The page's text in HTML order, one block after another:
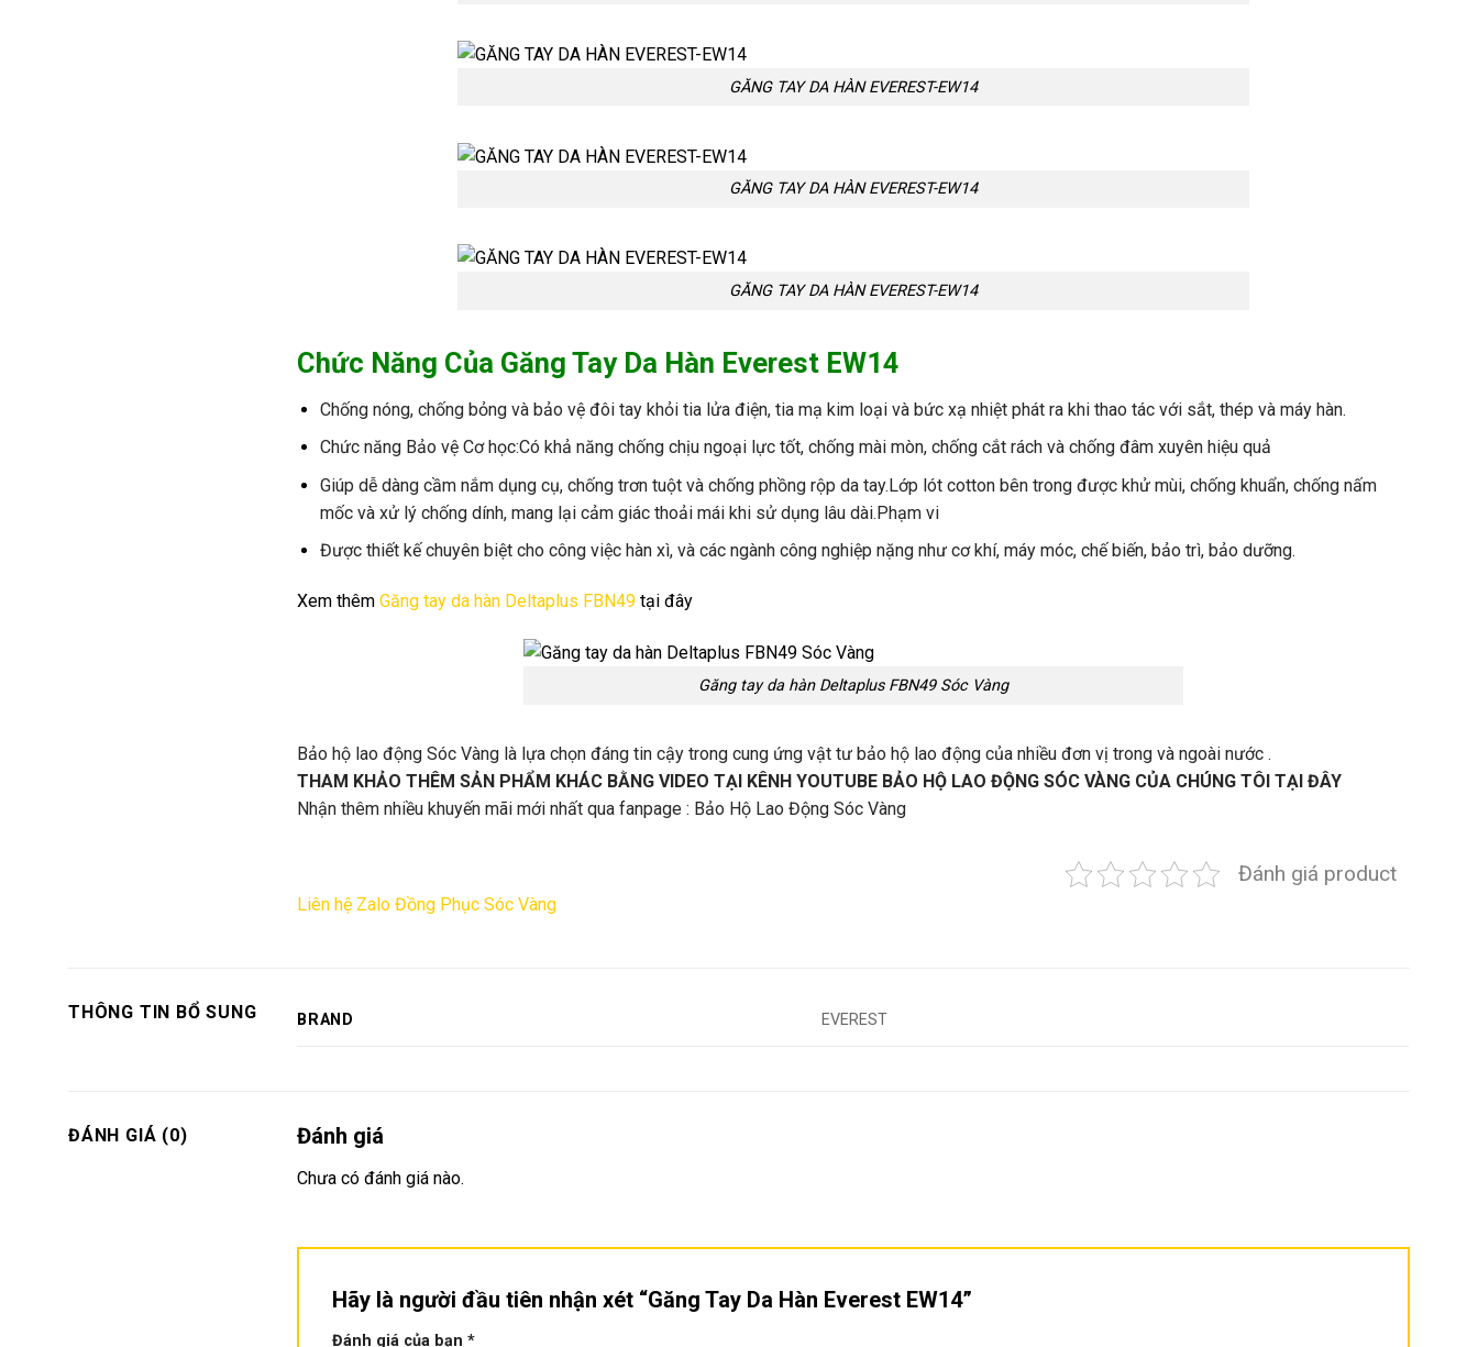
GĂNG TAY DA HÀN EVEREST-EW14
GĂNG TAY DA HÀN EVEREST-EW14
GĂNG TAY DA HÀN EVEREST-EW14
Chức Năng Của Găng Tay Da Hàn Everest EW14
Chống nóng, chống bỏng và bảo vệđôi tay khỏi tia lửađiện, tia mạ kim loại và bức xạnhiệt phát ra khi thao tác với sắt,thép và máy hàn.
Chức năng Bảo vệ Cơ học:Có khả năng chốngchịu ngoại lựctốt, chống màimòn,chống cắt rách và chống đâm xuyên hiệu quả
Giúp dễ dàng cầm nắm dụng cụ, chống trơn tuột và chống phồng rộp datay.Lớp lót cotton bên trongđược khửmùi, chốngkhuẩn,chống nấm
mốc và xử lý chốngdính,mang lại cảmgiác thoải mái khi sử dụng lâu dài.Phạm vi
Được thiết kế chuyên biệt cho công việc hàn xì, vàcác ngành côngnghiệp nặng như cơ khí,máy móc, chế biến, bảotrì, bảo dưỡng.
Xem thêmGăng tay da hàn Deltaplus FBN49tại đây
Găng tay da hàn Deltaplus FBN49 Sóc Vàng
Bảo hộ lao động Sóc Vàng là lựa chọn đáng tin cậy trong cung ứng vật tư bảo hộ lao động của nhiều đơn vị trong và ngoài nước .
THAM KHẢO THÊM SẢN PHẨM KHÁC BẰNG VIDEO TẠI KÊNH YOUTUBE BẢO HỘ LAO ĐỘNG SÓC VÀNG CỦA CHÚNG TÔI TẠI ĐÂY
Nhận thêm nhiều khuyến mãi mới nhất qua fanpage : Bảo Hộ Lao Động Sóc Vàng
Đánh giá product
Liên hệ Zalo Đồng Phục Sóc Vàng
THÔNG TIN BỔ SUNG BRAND EVEREST
ĐÁNH GIÁ (0) Đánh giá
Chưa có đánh giá nào.
Hãy là người đầu tiên nhận xét “Găng Tay Da Hàn Everest EW14”
Đánh giá của bạn*